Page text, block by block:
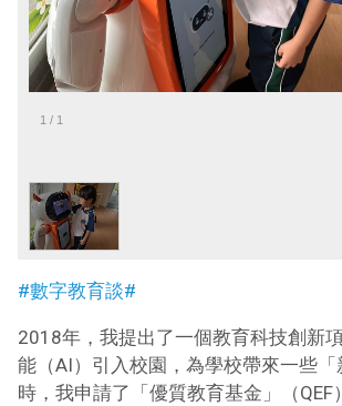
1 / 1
#數字教育談#
2018年，我提出了一個教育科技創新
能（AI）引入校園，為學校帶來一些「
時，我申請了「優質教育基金」（QEF